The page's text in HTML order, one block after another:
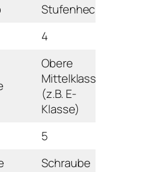
Stufenheck
4
Obere
Mittelklasse
(z.B. E-
Klasse)
5
Schraube